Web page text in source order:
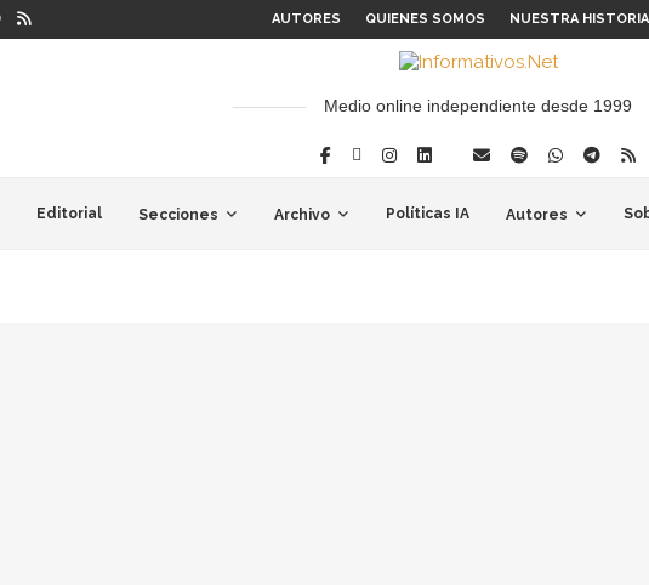
AUTORES QUIENES SOMOS NUESTRA HISTORIA
Medio online independiente desde 1999
Editorial Secciones Archivo Políticas IA Autores